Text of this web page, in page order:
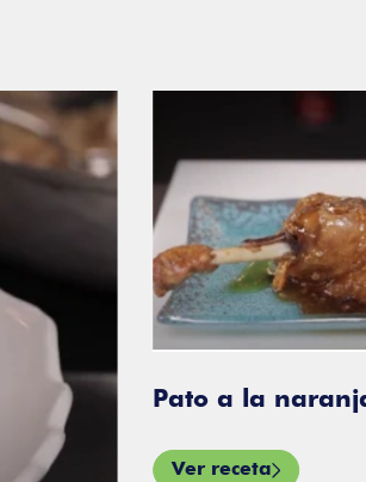
Pato a la naranja y foie
Ver receta